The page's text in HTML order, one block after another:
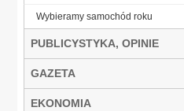
Wybieramy samochód roku
PUBLICYSTYKA, OPINIE
GAZETA
EKONOMIA